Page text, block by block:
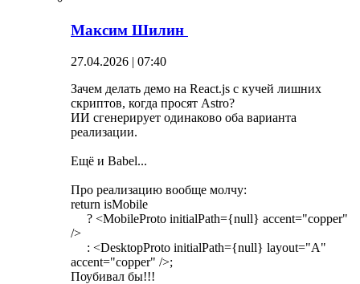
Максим Шилин
27.04.2026 | 07:40
Зачем делать демо на React.js с кучей лишних
скриптов, когда просят Astro?
ИИ сгенерирует одинаково оба варианта
реализации.
Ещё и Babel...
Про реализацию вообще молчу:
return isMobile
? <MobileProto initialPath={null} accent="copper"
/>
: <DesktopProto initialPath={null} layout="A"
accent="copper" />;
Поубивал бы!!!